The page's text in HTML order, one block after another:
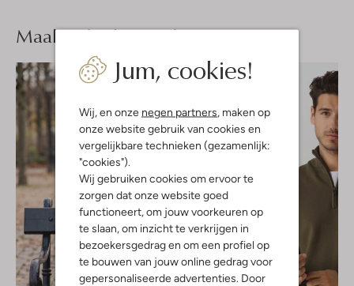
Jum, cookies!
Wij, en onze negen partners, maken op
onze website gebruik van cookies en
vergelijkbare technieken (gezamenlijk:
"cookies").
Wij gebruiken cookies om ervoor te
zorgen dat onze website goed
functioneert, om jouw voorkeuren op
te slaan, om inzicht te verkrijgen in
bezoekersgedrag en om een profiel op
te bouwen van jouw online gedrag voor
gepersonaliseerde advertenties. Door
Maak jelook compleet